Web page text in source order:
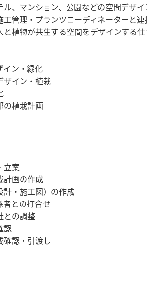
、マンション、公園などの空間デザイ
管理・プランツコーディネーターと
植物が共生する空間をデザインする仕
イン・緑化
ザイン・植栽
の植栽計画
立案
計画の作成
計・施工図）の作成
者との打合せ
との調整
認
確認・引渡し